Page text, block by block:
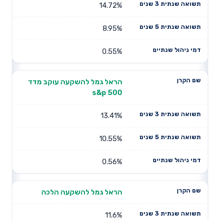
14.72%
8.95%
0.55%
הראל גמל להשקעה עוקב מדד
s&p 500
13.41%
10.55%
0.56%
הראל גמל להשקעה הלכה
11.6%